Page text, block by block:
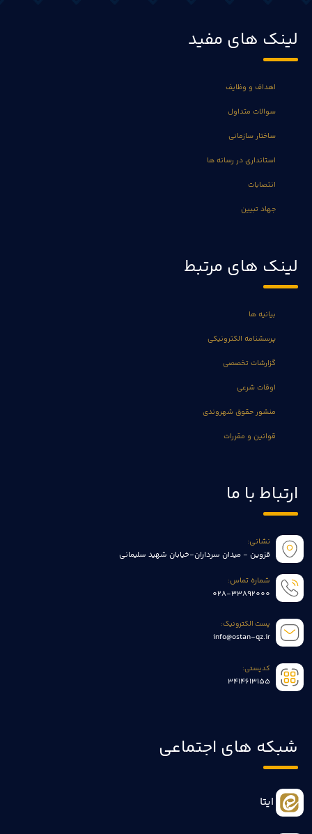
لینک های مفید
اهداف و وظایف
سوالات متداول
ساختار سازمانی
استانداری در رسانه ها
انتصابات
جهاد تبیین
لینک های مرتبط
بیانیه ها
پرسشنامه الکترونیکی
گزارشات تخصصی
اوقات شرعی
منشور حقوق شهروندی
قوانین و مقررات
ارتباط با ما
نشانی:
قزوین - میدان سرداران-خیابان شهید سلیمانی
شماره تماس:
028-33892000
پست الکترونیک:
info@ostan-qz.ir
کدپستی:
3414613155
شبکه های اجتماعی
ایتا